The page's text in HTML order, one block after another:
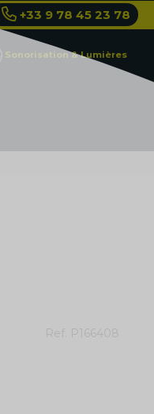
+33 9 78 45 23 78
Sonorisation & Lumières
Ref. P166408